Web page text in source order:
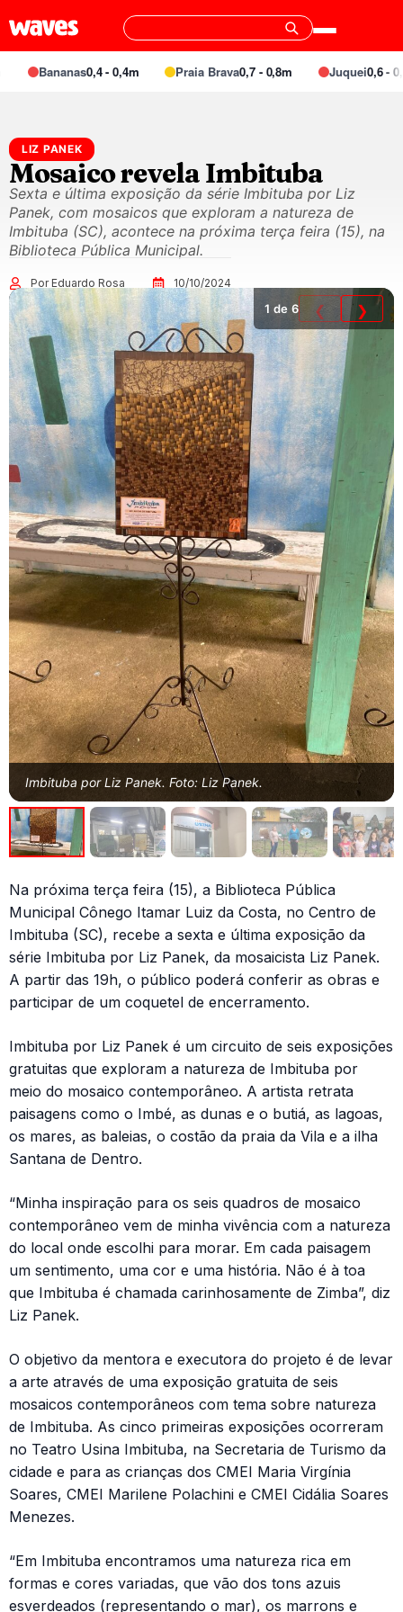
Bananas0,4 - 0,4m Praia Brava0,7 - 0,8m Juquei0,6 -
LIZ PANEK
Mosaico revela Imbituba
Sexta e última exposição da série Imbituba por Liz
Panek, com mosaicos que exploram a natureza de
Imbituba (SC), acontece na próxima terça feira (15), na
Biblioteca Pública Municipal.
Por Eduardo Rosa 10/10/2024
Imbituba por Liz Panek. Foto: Liz Panek.
1 de 6 ❮ ❯
Na próxima terça feira (15), a Biblioteca Pública
Municipal Cônego Itamar Luiz da Costa, no Centro de
Imbituba (SC), recebe a sexta e última exposição da
série Imbituba por Liz Panek, da mosaicista Liz Panek.
A partir das 19h, o público poderá conferir as obras e
participar de um coquetel de encerramento.
Imbituba por Liz Panek é um circuito de seis exposições
gratuitas que exploram a natureza de Imbituba por
meio do mosaico contemporâneo. A artista retrata
paisagens como o Imbé, as dunas e o butiá, as lagoas,
os mares, as baleias, o costão da praia da Vila e a ilha
Santana de Dentro.
“Minha inspiração para os seis quadros de mosaico
contemporâneo vem de minha vivência com a natureza
do local onde escolhi para morar. Em cada paisagem
um sentimento, uma cor e uma história. Não é à toa
que Imbituba é chamada carinhosamente de Zimba”, diz
Liz Panek.
O objetivo da mentora e executora do projeto é de levar
a arte através de uma exposição gratuita de seis
mosaicos contemporâneos com tema sobre natureza
de Imbituba. As cinco primeiras exposições ocorreram
no Teatro Usina Imbituba, na Secretaria de Turismo da
cidade e para as crianças dos CMEI Maria Virgínia
Soares, CMEI Marilene Polachini e CMEI Cidália Soares
Menezes.
“Em Imbituba encontramos uma natureza rica em
formas e cores variadas, que vão dos tons azuis
esverdeados (representando o mar), os marrons e